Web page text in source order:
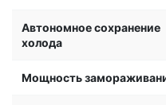
Автономное сохранение
холода
Мощность